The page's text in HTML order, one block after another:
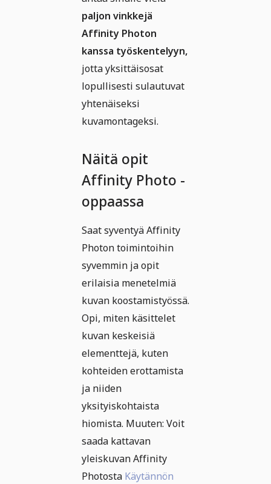
paljon vinkkejä
Affinity Photon
kanssa työskentelyyn,
jotta yksittäisosat
lopullisesti sulautuvat
yhtenäiseksi
kuvamontageksi.
Näitä opit
Affinity Photo -
oppaassa
Saat syventyä Affinity
Photon toimintoihin
syvemmin ja opit
erilaisia menetelmiä
kuvan koostamistyössä.
Opi, miten käsittelet
kuvan keskeisiä
elementtejä, kuten
kohteiden erottamista
ja niiden
yksityiskohtaista
hiomista. Muuten: Voit
saada kattavan
yleiskuvan Affinity
Photosta Käytännön